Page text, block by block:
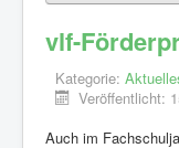
vlf-
Kategorie:
Veröffentlicht:
Auch im